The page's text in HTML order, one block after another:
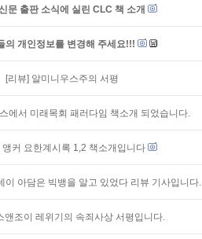
문 출판 소식에 실린 CLC 책 소개
의 개인정보를 변경해 주세요!!!
[리뷰] 알미니우스주의 서평
에서 미래목회 패러다임 책소개 되었습니다.
앵커 요한계시록 1,2 책소개입니다
이 아담은 빅뱅을 알고 있었다 리뷰 기사입니다.
앤조이 레위기의 속죄사상 서평입니다.